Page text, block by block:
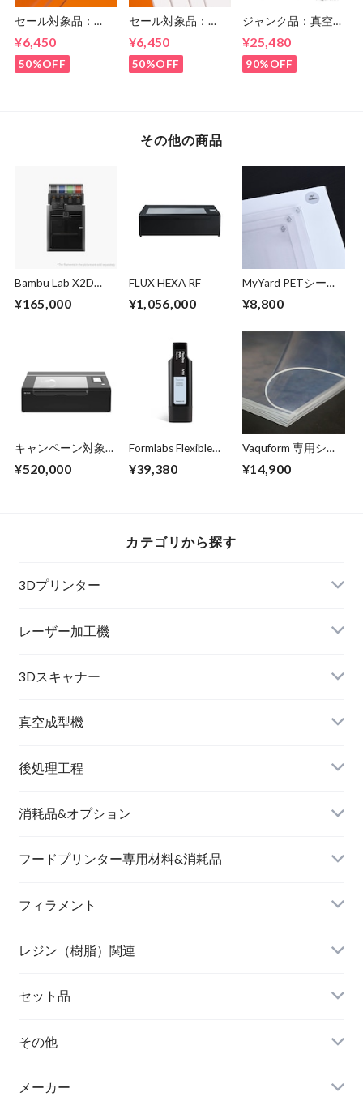
セール対象品：
ト PETG 透明
¥6,450
50%OFF
セール対象品：
ト HIPS 白
¥6,450
50%OFF
ジャンク品：真空成
¥25,480
90%OFF
その他の商品
Bambu Lab X2D
付）3Dプリンター
¥165,000
FLUX HEXA RF
¥1,056,000
MyYard PETシート
205x300mm 0.5ｍ
¥8,800
キャンペーン対象
シリーズ - 2
¥520,000
Formlabs Flexible
¥39,380
Vaquform 専用シー
¥14,900
カテゴリから探す
3Dプリンター
レーザー加工機
3Dスキャナー
真空成型機
後処理工程
消耗品&オプション
フードプリンター専用材料&消耗品
フィラメント
レジン（樹脂）関連
セット品
その他
メーカー